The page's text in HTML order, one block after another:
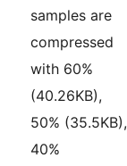
samples are
compressed
with 60%
(40.26KB),
50% (35.5KB),
40%